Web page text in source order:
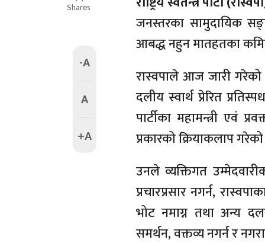
Shares
-A
A
+A
जनस्तरका सामुदायिक
आबद्ध नहुन मातहतका
रास्वपाले आज जारी गरेको
दलीय स्वार्थ प्रेरित
पार्टीका महामन्त्री एवं
प्रकारको क्रियाकलाप
उनले व्यक्तिगत
प्रचारप्रसार नगर्न,
भोट नमाग्न तथा अन्य
समर्थन, वक्तव्य नगर्न र